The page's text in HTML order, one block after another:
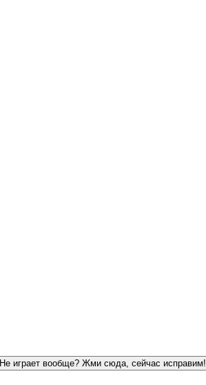
Не играет вообще? Жми сюда, сейчас исправим!